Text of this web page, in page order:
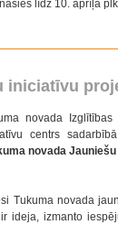
līdz 10. aprīļa
iniciatīvu
novada Izglītības
centrs
novada
Tukuma novada
ideja, izmanto